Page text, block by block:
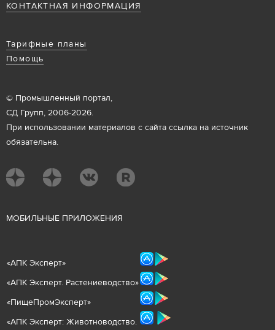
КОНТАКТНАЯ ИНФОРМАЦИЯ
Тарифные планы
Помощь
© Промышленный портал,
СД Групп, 2006-2026.
При использовании материалов с сайта ссылка на источник
обязательна.
МОБИЛЬНЫЕ ПРИЛОЖЕНИЯ
«АПК Эксперт»
«АПК Эксперт. Растениеводство»
«ПищеПромЭксперт»
«АПК Эксперт: Животноводство.